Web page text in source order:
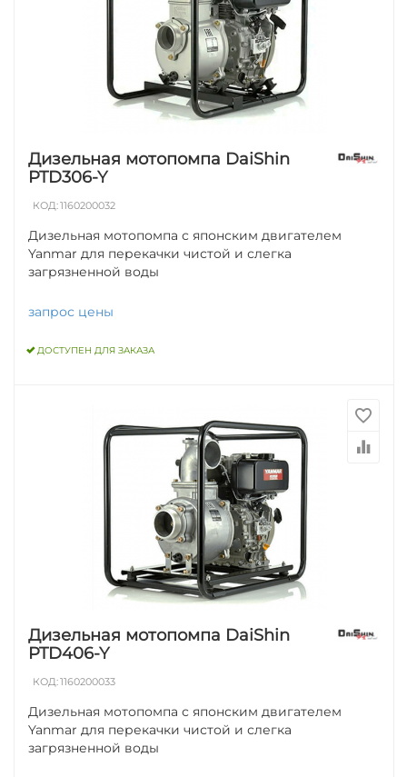
Дизельная мотопомпа DaiShin
PTD306-Y
КОД:1160200032
Дизельная мотопомпа с японским двигателем
Yanmar для перекачки чистой и слегка
загрязненной воды
запрос цены
ДОСТУПЕН ДЛЯ ЗАКАЗА
Дизельная мотопомпа DaiShin
PTD406-Y
КОД:1160200033
Дизельная мотопомпа с японским двигателем
Yanmar для перекачки чистой и слегка
загрязненной воды